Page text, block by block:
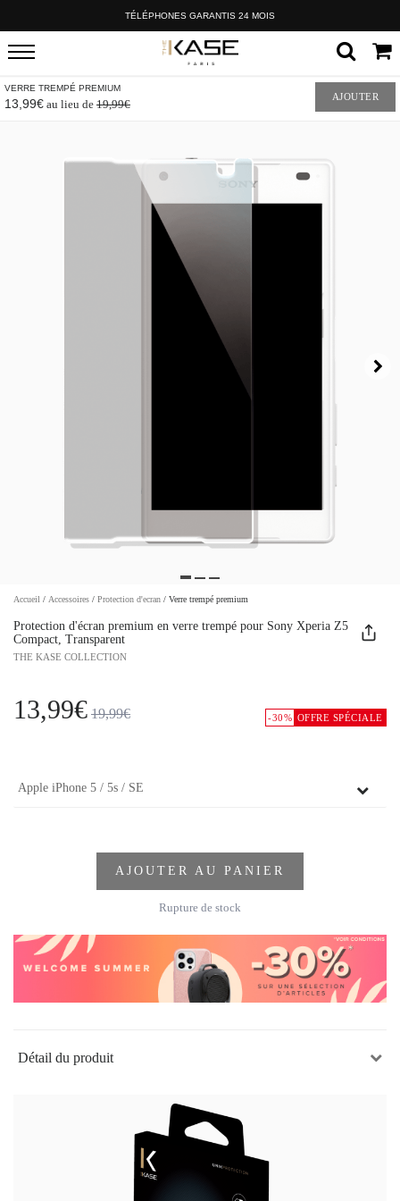
TÉLÉPHONES GARANTIS 24 MOIS
VERRE TREMPÉ PREMIUM
13,99€ au lieu de 19,99€
AJOUTER
Accueil / Accessoires / Protection d'ecran / Verre trempé premium
Protection d'écran premium en verre trempé pour Sony Xperia Z5
Compact, Transparent
THE KASE COLLECTION
-30% OFFRE SPÉCIALE
13,99€ 19,99€
AJOUTER AU PANIER
Rupture de stock
Détail du produit